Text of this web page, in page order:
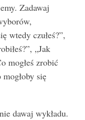
Zadawaj
wtedy czułeś?”,
„Jak
mogłeś zrobić
się
dawaj wykładu.